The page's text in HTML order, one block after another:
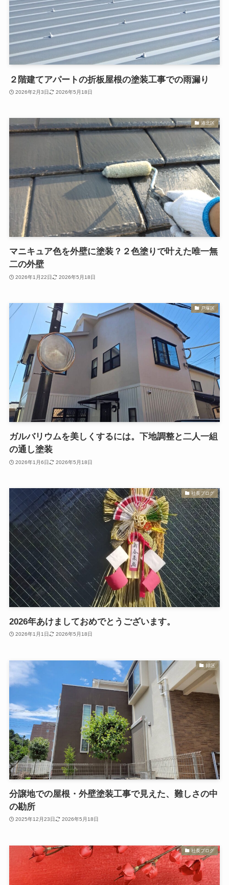
２階建てアパートの折板屋根の塗装工事での雨漏り
2026年2月3日 2026年5月18日
港北区
マニキュア色を外壁に塗装？２色塗りで叶えた唯一無
二の外壁
2026年1月22日 2026年5月18日
戸塚区
ガルバリウムを美しくするには。下地調整と二人一組
の通し塗装
2026年1月6日 2026年5月18日
社長ブログ
2026年あけましておめでとうございます。
2026年1月1日 2026年5月18日
緑区
分譲地での屋根・外壁塗装工事で見えた、難しさの中
の勘所
2025年12月23日 2026年5月18日
社長ブログ